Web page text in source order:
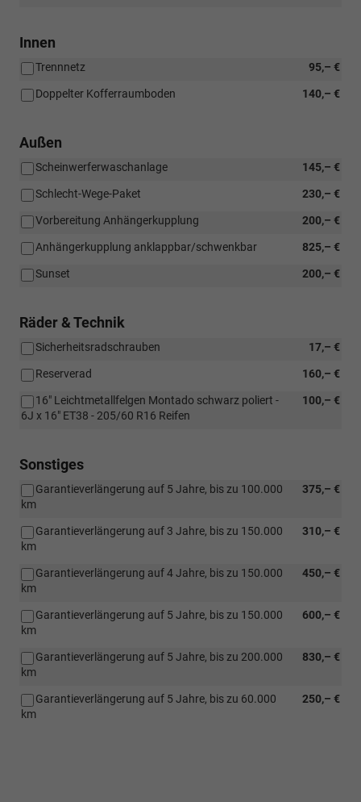
Innen
95,– €
Trennnetz
140,– €
Doppelter Kofferraumboden
Außen
145,– €
Scheinwerferwaschanlage
230,– €
Schlecht-Wege-Paket
200,– €
Vorbereitung Anhängerkupplung
825,– €
Anhängerkupplung anklappbar/schwenkbar
200,– €
Sunset
Räder & Technik
17,– €
Sicherheitsradschrauben
160,– €
Reserverad
100,– €
16" Leichtmetallfelgen Montado schwarz poliert -
6J x 16" ET38 - 205/60 R16 Reifen
Sonstiges
375,– €
Garantieverlängerung auf 5 Jahre, bis zu 100.000
km
310,– €
Garantieverlängerung auf 3 Jahre, bis zu 150.000
km
450,– €
Garantieverlängerung auf 4 Jahre, bis zu 150.000
km
600,– €
Garantieverlängerung auf 5 Jahre, bis zu 150.000
km
830,– €
Garantieverlängerung auf 5 Jahre, bis zu 200.000
km
250,– €
Garantieverlängerung auf 5 Jahre, bis zu 60.000
km